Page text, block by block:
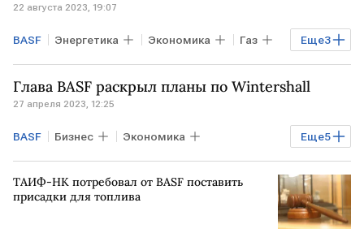
22 августа 2023, 19:07
Еще3
BASF Энергетика Экономика Газ
США Cheniere СПГ
Глава BASF раскрыл планы по Wintershall
27 апреля 2023, 12:25
Еще5
BASF Бизнес Экономика
Промышленность ГЕРМАНИЯ
Wintershall Dea IPO
ТАИФ-НК потребовал от BASF поставить
присадки для топлива